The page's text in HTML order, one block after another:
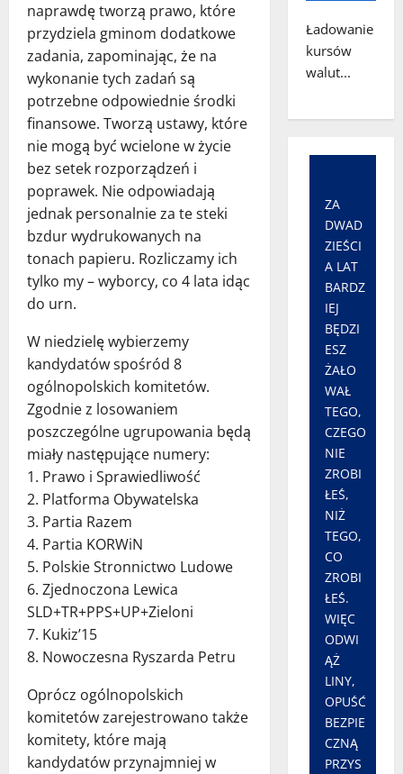
naprawdę tworzą prawo, które
przydziela gminom dodatkowe
zadania, zapominając, że na
wykonanie tych zadań są
potrzebne odpowiednie środki
finansowe. Tworzą ustawy, które
nie mogą być wcielone w życie
bez setek rozporządzeń i
poprawek. Nie odpowiadają
jednak personalnie za te steki
bzdur wydrukowanych na
tonach papieru. Rozliczamy ich
tylko my – wyborcy, co 4 lata idąc
do urn.
W niedzielę wybierzemy
kandydatów spośród 8
ogólnopolskich komitetów.
Zgodnie z losowaniem
poszczególne ugrupowania będą
miały następujące numery:
1. Prawo i Sprawiedliwość
2. Platforma Obywatelska
3. Partia Razem
4. Partia KORWiN
5. Polskie Stronnictwo Ludowe
6. Zjednoczona Lewica
SLD+TR+PPS+UP+Zieloni
7. Kukiz’15
8. Nowoczesna Ryszarda Petru
Oprócz ogólnopolskich
komitetów zarejestrowano także
komitety, które mają
kandydatów przynajmniej w
Ładowanie
kursów
walut...
ZA
DWAD
ZIEŚCI
A LAT
BARDZ
IEJ
BĘDZI
ESZ
ŻAŁO
WAŁ
TEGO,
CZEGO
NIE
ZROBI
ŁEŚ,
NIŻ
TEGO,
CO
ZROBI
ŁEŚ.
WIĘC
ODWI
ĄŻ
LINY,
OPUŚĆ
BEZPIE
CZNĄ
PRZYS